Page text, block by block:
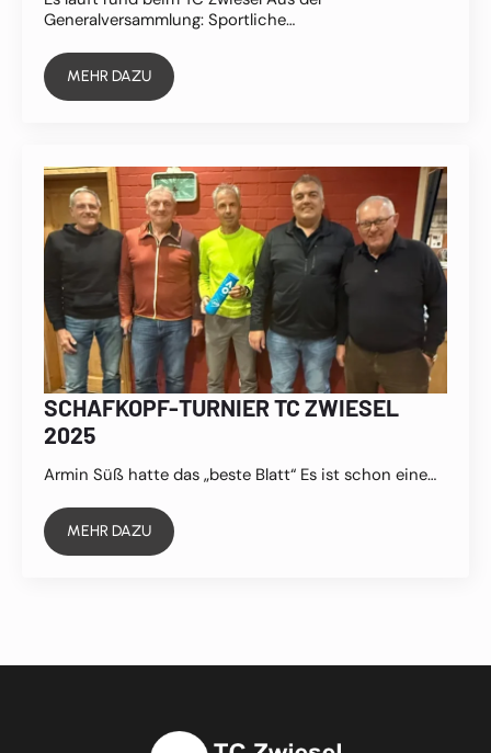
Generalversammlung: Sportliche…
MEHR DAZU
SCHAFKOPF-TURNIER TC ZWIESEL
2025
Armin Süß hatte das „beste Blatt“ Es ist schon eine…
MEHR DAZU